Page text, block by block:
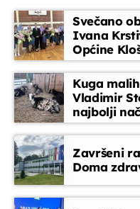
Vijesti
08:45 -
Svečano
Ivana
Općine
Kuga
Vladimir
najbolji
bolesti
Završeni
Doma